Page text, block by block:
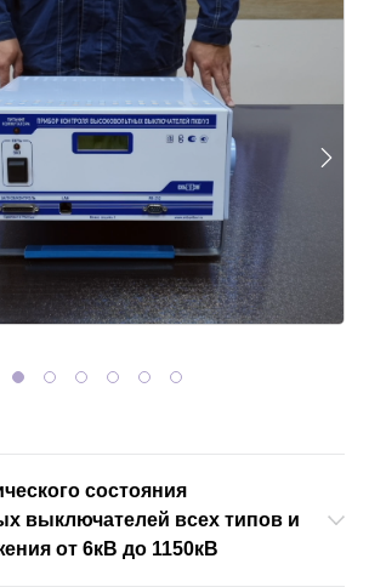
ПОДОБРАТЬ ПРИБОР
КАТАЛОГ
АКЦИИ
ОБУЧЕНИЕ
состояния
выключателей всех типов и
от 6кВ до 1150кВ